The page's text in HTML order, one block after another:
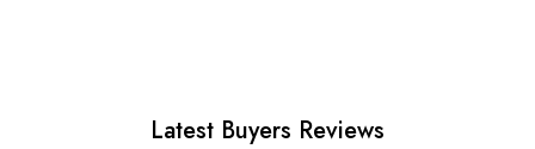
Latest Buyers Reviews